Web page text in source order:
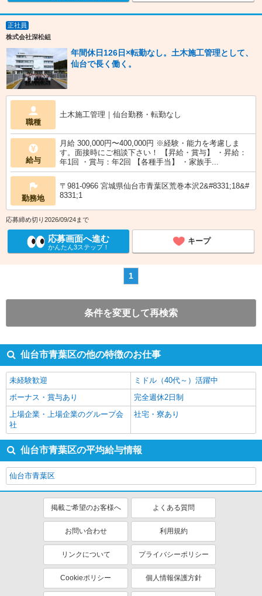
正社員
株式会社深松組
年間休日126日×転勤なし。土木施工管理として、
仙台で長く働く。
職種
土木施工管理｜仙台勤務・転勤なし
給与
月給 300,000円〜400,000円 ※経験・能力を考慮しま
す。面接時にご相談下さい！ 【昇給・賞与】 ・昇給：
年1回 ・賞与：年2回 【各種手当】 ・家族手...
勤務地
〒981-0966 宮城県仙台市青葉区荒巻本沢2&#8331;18&#
8331;1
応募締め切り2026/09/24まで
応募画面へ進む
かんたん3ステップ！
キープ
1
条件を変更して再検索
仙台市青葉区の他の特徴のお仕事
未経験歓迎
ミドル（40代～）活躍中
ボーナス・賞与あり
完全週休2日制
上場企業・上場企業のグループ会
社
社宅・寮あり
仙台市青葉区の平均給与情報
仙台市青葉区
掲載ご希望のお客様へ よくある質問
お問い合わせ 利用規約
リンクについて プライバシーポリシー
Cookieポリシー 個人情報保護方針